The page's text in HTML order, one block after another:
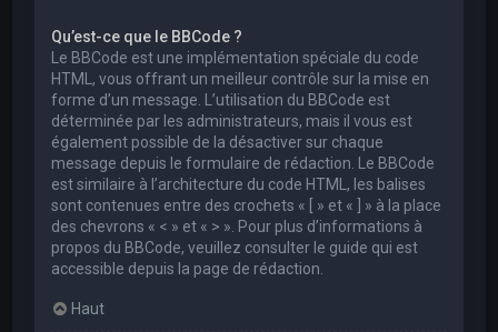
Qu’est-ce que le BBCode ?
Le BBCode est une implémentation spéciale du code
HTML, vous offrant un meilleur contrôle sur la mise en
forme d’un message. L’utilisation du BBCode est
déterminée par les administrateurs, mais il vous est
également possible de la désactiver sur chaque
message depuis le formulaire de rédaction. Le BBCode
est similaire à l’architecture du code HTML, les balises
sont contenues entre des crochets « [ » et « ] » à la place
des chevrons « < » et « > ». Pour plus d’informations à
propos du BBCode, veuillez consulter le guide qui est
accessible depuis la page de rédaction.
Haut